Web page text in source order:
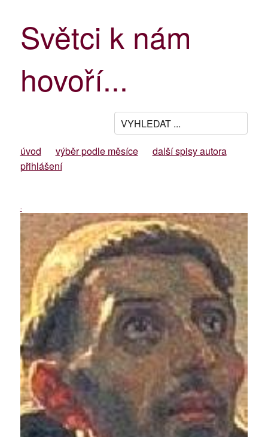
Světci k nám
hovoří...
úvod výběr podle měsíce
další spisy autora
přihlášení
-